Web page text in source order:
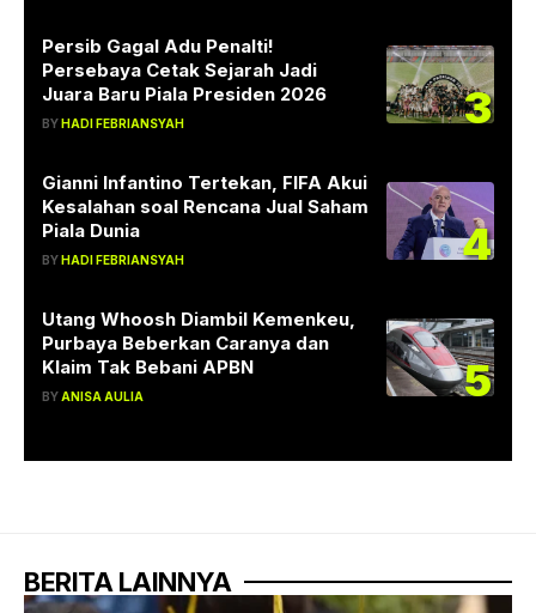
Persib Gagal Adu Penalti!
Persebaya Cetak Sejarah Jadi
Juara Baru Piala Presiden 2026
BY HADI FEBRIANSYAH 3
Gianni Infantino Tertekan, FIFA Akui
Kesalahan soal Rencana Jual Saham
Piala Dunia
BY HADI FEBRIANSYAH 4
Utang Whoosh Diambil Kemenkeu,
Purbaya Beberkan Caranya dan
Klaim Tak Bebani APBN
BYANISA AULIA 5
BERITA LAINNYA